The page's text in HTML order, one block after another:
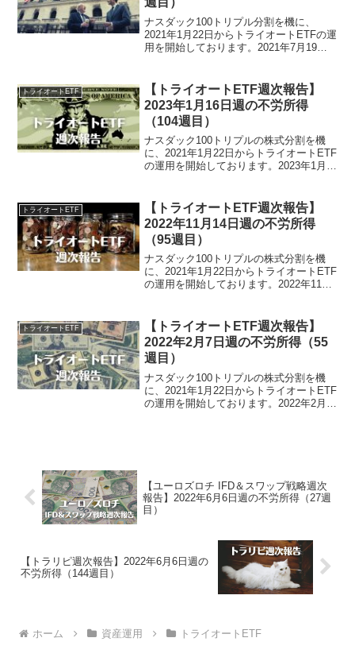
ナスダック100トリプル分割を機に、
2021年1月22日からトライオートETFの運
用を開始しております。2021年7月19日
トETF運用実績（26週目）・実現損益...
トライオートETF
【トライオートETF週次報告】
2023年1月16日週の不労所得
（104週目）
ナスダック100トリプルの株式分割を機
に、2021年1月22日からトライオートETF
の運用を開始しております。2023年1月
ETF運用実績（104週目）・証拠金預...
トライオートETF
【トライオートETF週次報告】
2022年11月14日週の不労所得
（95週目）
ナスダック100トリプルの株式分割を機
に、2021年1月22日からトライオートETF
の運用を開始しております。2022年11月
ETF運用実績（95週目）・証拠金預...
トライオートETF
【トライオートETF週次報告】
2022年2月7日週の不労所得（55
週目）
ナスダック100トリプルの株式分割を機
に、2021年1月22日からトライオートETF
の運用を開始しております。2022年2月7
【ユーロズロチ IFD＆スワップ戦略週次
報告】2022年6月6日週の不労所得（27週
目）
【トラリピ週次報告】2022年6月6日週の
不労所得（144週目）
ホーム 資産運用 トライオートETF